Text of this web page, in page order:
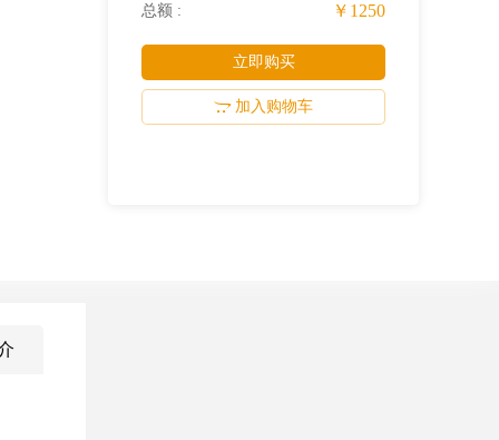
总额 : ￥1250
立即购买
加入购物车